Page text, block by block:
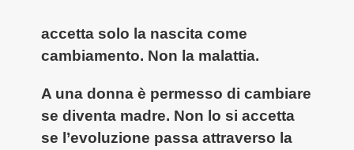
accetta solo la nascita come
cambiamento. Non la malattia.
A una donna è permesso di cambiare
se diventa madre. Non lo si accetta
se l’evoluzione passa attraverso la